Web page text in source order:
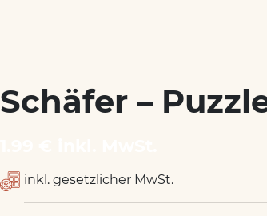
Schäfer –
inkl. gesetzlicher MwSt.